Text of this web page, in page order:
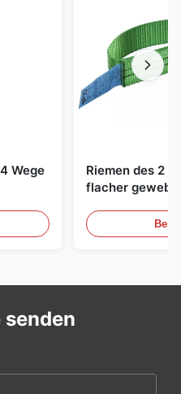
Wege
Riemen des 2
flacher